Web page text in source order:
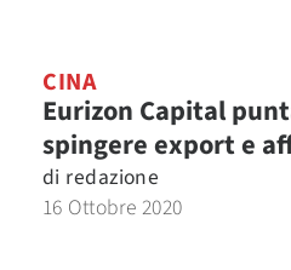
CINA
Eurizon Capital
spingere export e
di redazione
16 Ottobre 2020